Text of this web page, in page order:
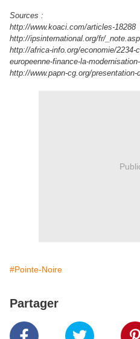
Sources :
http://www.koaci.com/articles-18288
http://ipsinternational.org/fr/
http://africa-info.org/economie/2234-
europeenne-finance-la-
http://www.papn-cg.org/
#Pointe-Noire
Partager